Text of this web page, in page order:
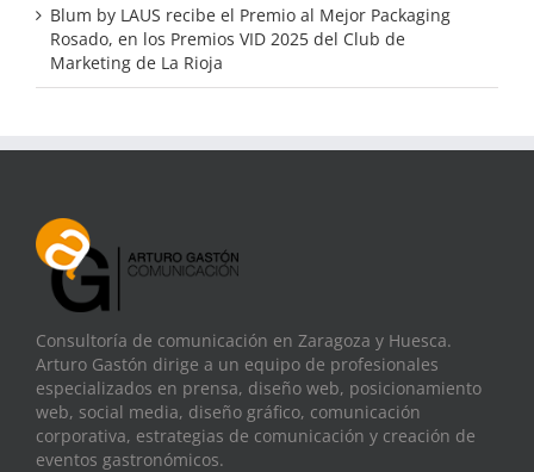
Blum by LAUS recibe el Premio al Mejor Packaging
Rosado, en los Premios VID 2025 del Club de
Marketing de La Rioja
Consultoría de comunicación en Zaragoza y Huesca.
Arturo Gastón dirige a un equipo de profesionales
especializados en prensa, diseño web, posicionamiento
web, social media, diseño gráfico, comunicación
corporativa, estrategias de comunicación y creación de
eventos gastronómicos.